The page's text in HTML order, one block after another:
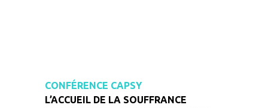
CONFÉRENCE CAPSY
L’ACCUEIL DE LA SOUFFRANCE